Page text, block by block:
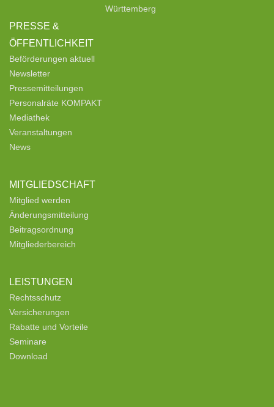
PRESSE &
ÖFFENTLICHKEIT
Beförderungen aktuell
Newsletter
Pressemitteilungen
Personalräte KOMPAKT
Mediathek
Veranstaltungen
News
MITGLIEDSCHAFT
Mitglied werden
Änderungsmitteilung
Beitragsordnung
Mitgliederbereich
LEISTUNGEN
Rechtsschutz
Versicherungen
Rabatte und Vorteile
Seminare
Download
Württemberg